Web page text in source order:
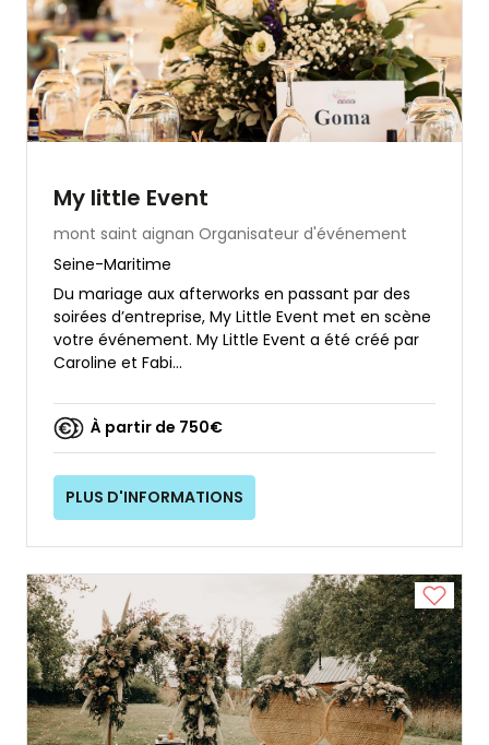
My little Event
mont saint aignan Organisateur d'événement
Seine-Maritime
Du mariage aux afterworks en passant par des
soirées d’entreprise, My Little Event met en scène
votre événement. My Little Event a été créé par
Caroline et Fabi...
À partir de 750€
PLUS D'INFORMATIONS